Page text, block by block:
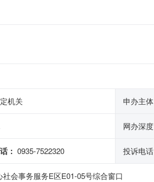
机关 申办主体
网办深度
： 0935-7522320 投诉电话
会事务服务E区E01-05号综合窗口